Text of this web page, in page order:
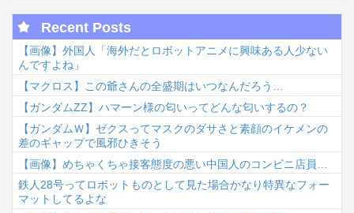
Recent Posts
【画像】外国人「海外だとロボットアニメに興味ある人少ない
んですよね」
【マクロス】この爺さんの全盛期はいつなんだろう…
【ガンダムΖΖ】ハマーン様の匂いってどんな匂いするの？
【ガンダムＷ】ゼクスってマスクのダサさと素顔のイケメンの
差のギャップで風邪ひきそう
【画像】めちゃくちゃ接客態度の悪い中国人のコンビニ店員…
鉄人28号ってロボットものとして見た場合かなり特異なフォー
マットしてるよな